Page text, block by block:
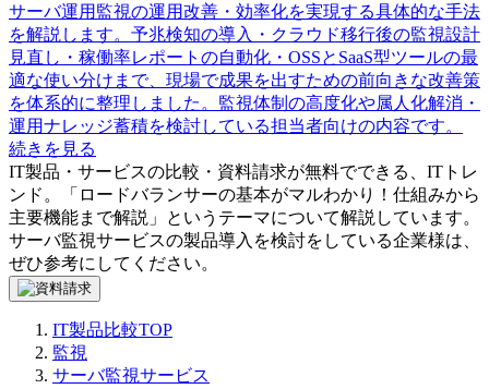
サーバ運用監視の運用改善・効率化を実現する具体的な手法
を解説します。予兆検知の導入・クラウド移行後の監視設計
見直し・稼働率レポートの自動化・OSSとSaaS型ツールの最
適な使い分けまで、現場で成果を出すための前向きな改善策
を体系的に整理しました。監視体制の高度化や属人化解消・
運用ナレッジ蓄積を検討している担当者向けの内容です。
続きを見る
IT製品・サービスの比較・資料請求が無料でできる、ITトレ
ンド。「 ロードバランサーの基本がマルわかり！仕組みから
主要機能まで解説 」というテーマについて解説しています。
サーバ監視サービスの製品導入を検討をしている企業様は、
ぜひ参考にしてください。
IT製品比較TOP
監視
サーバ監視サービス